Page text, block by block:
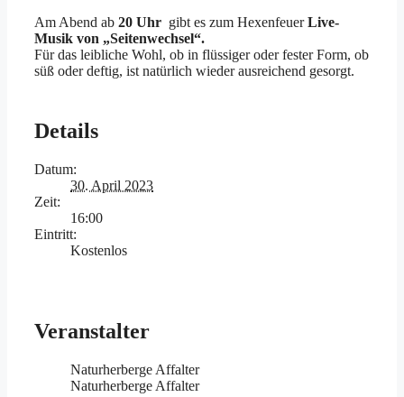
Am Abend ab 20 Uhr gibt es zum HexenfeuerLive-
Musik von „Seitenwechsel“.
Für das leibliche Wohl, ob in flüssiger oder fester Form, ob
süß oder deftig, ist natürlich wieder ausreichend gesorgt.
Details
Datum:
30. April 2023
Zeit:
16:00
Eintritt:
Kostenlos
Veranstalter
Naturherberge Affalter
Naturherberge Affalter